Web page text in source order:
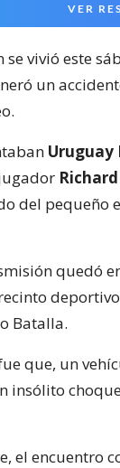
VER
vivió este
un
Uruguay
del pequeño
quedó
Batalla.
que, un
insólito
el encuentro